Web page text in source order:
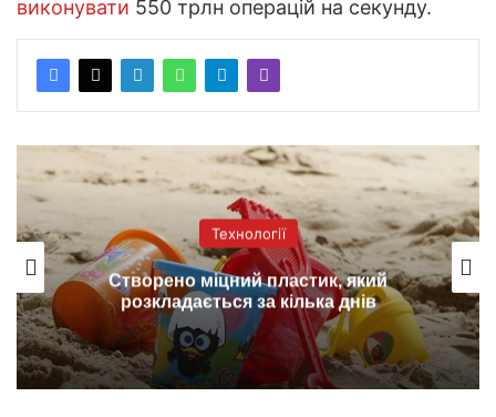
виконувати 550 трлн операцій на секунду.
Технології
Створено міцний пластик, який
розкладається за кілька днів